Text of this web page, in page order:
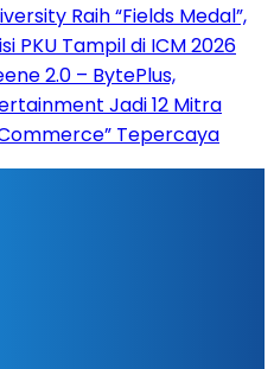
Raih “Fields Medal”,
PKU Tampil di ICM 2026
2.0 – BytePlus,
Jadi 12 Mitra
Tepercaya